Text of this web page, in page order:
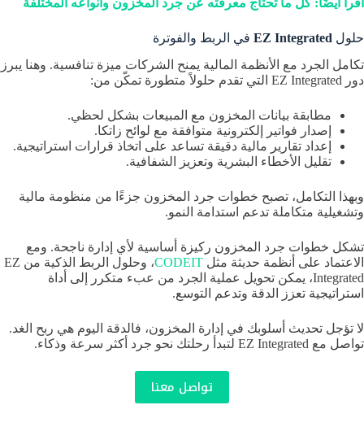
حلول EZ Integrated في الربط والفوترة
تكامل الجرد مع الأنظمة المالية يمنح الشركات ميزة تنافسية. وهنا يبرز
دور EZ Integrated التي تقدم حلولاً متطورة تمكّن من:
مطابقة بيانات المخزون مع المبيعات بشكل لحظي.
إصدار فواتير إلكترونية متوافقة مع لوائح زاتكا.
إعداد تقارير مالية دقيقة تساعد على اتخاذ قرارات استراتيجية.
تقليل الأخطاء البشرية وتعزيز الشفافية.
وبهذا التكامل، تصبح خطوات جرد المخزون جزءًا من منظومة مالية
وتشغيلية متكاملة تدعم استدامة النمو.
تشكل خطوات جرد المخزون ركيزة أساسية لأي إدارة ناجحة. ومع
الاعتماد على أنظمة حديثة مثل CODEIT
، وحلول الربط الذكية من EZ
Integrated، يمكن تحويل عملية الجرد من عبء متكرر إلى أداة
استراتيجية تعزز الدقة وتدعم التوسع.
لا تؤجل تحديث أسلوبك في إدارة المخزون، فالدقة اليوم هي ربح الغد.
تواصل مع EZ Integrated لتبدأ رحلتك نحو جرد أكثر سرعة وذكاء.
تواصل معنا